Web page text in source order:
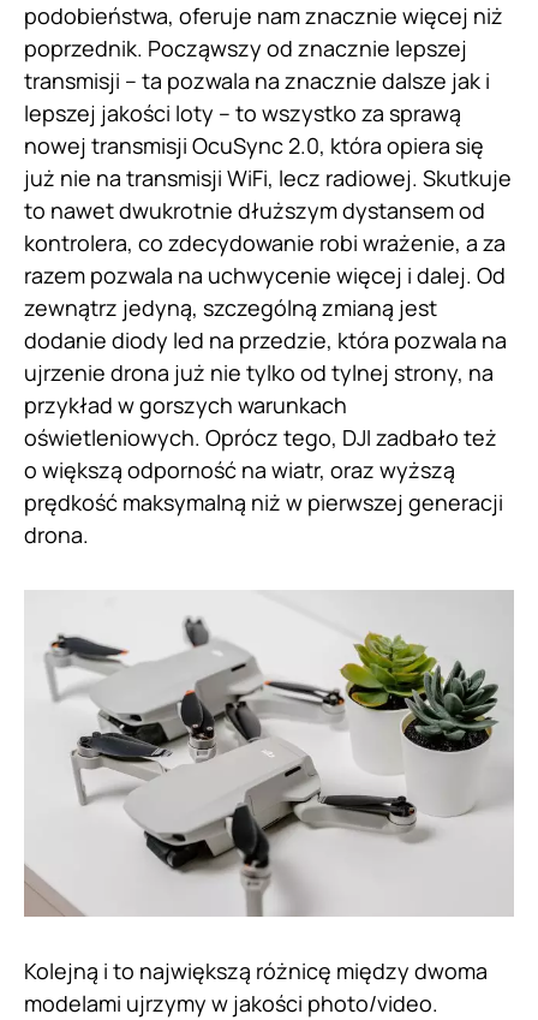
podobieństwa, oferuje nam znacznie więcej niż
poprzednik. Począwszy od znacznie lepszej
transmisji – ta pozwala na znacznie dalsze jak i
lepszej jakości loty – to wszystko za sprawą
nowej transmisji OcuSync 2.0, która opiera się
już nie na transmisji WiFi, lecz radiowej. Skutkuje
to nawet dwukrotnie dłuższym dystansem od
kontrolera, co zdecydowanie robi wrażenie, a za
razem pozwala na uchwycenie więcej i dalej. Od
zewnątrz jedyną, szczególną zmianą jest
dodanie diody led na przedzie, która pozwala na
ujrzenie drona już nie tylko od tylnej strony, na
przykład w gorszych warunkach
oświetleniowych. Oprócz tego, DJI zadbało też
o większą odporność na wiatr, oraz wyższą
prędkość maksymalną niż w pierwszej generacji
drona.
Kolejną i to największą różnicę między dwoma
modelami ujrzymy w jakości photo/video.